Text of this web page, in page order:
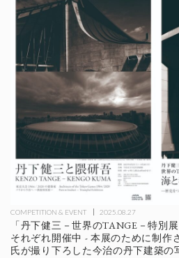
COMPETITION & EVENT 2025.08.27
「丹下健三－世界のTANGE－特別
それぞれ開催中 - 本展のために制作
氏が撮り下ろした今治の丹下建築の